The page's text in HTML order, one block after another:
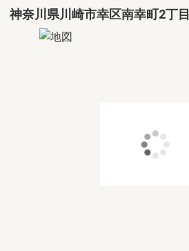
神奈川県川崎市幸区南幸町2丁